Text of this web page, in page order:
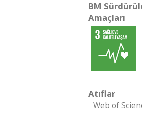
BM
Amaçları
Atıflar
Web of